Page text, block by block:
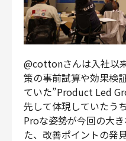
@cottonさんは入社以
策の事前試算や効果検
ていた”Product Led
先して体現していたう
Proな姿勢が今回の大
た、改善ポイントの発